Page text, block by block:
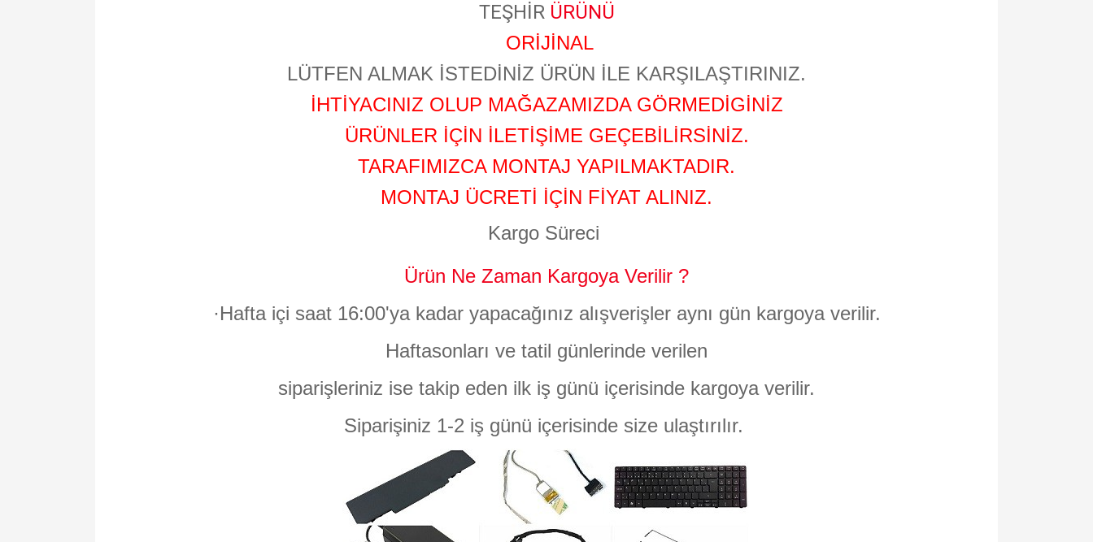
TEŞHİR ÜRÜNÜ
ORİJİNAL
LÜTFEN ALMAK İSTEDİNİZ ÜRÜN İLE KARŞILAŞTIRINIZ.
İHTİYACINIZ OLUP MAĞAZAMIZDA GÖRMEDİGİNİZ
ÜRÜNLER İÇİN İLETİŞİME GEÇEBİLİRSİNİZ.
TARAFIMIZCA MONTAJ YAPILMAKTADIR.
MONTAJ ÜCRETİ İÇİN FİYAT ALINIZ.
Kargo Süreci
Ürün Ne Zaman Kargoya Verilir ?
·Hafta içi saat 16:00'ya kadar yapacağınız alışverişler aynı gün kargoya verilir.
Haftasonları ve tatil günlerinde verilen
siparişleriniz ise takip eden ilk iş günü içerisinde kargoya verilir.
Siparişiniz 1-2 iş günü içerisinde size ulaştırılır.